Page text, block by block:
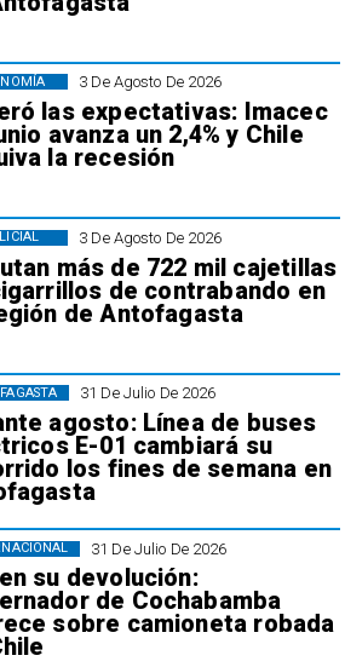
3 De Agosto De 2026
las expectativas: Imacec
avanza un 2,4% y Chile
la recesión
3 De Agosto De 2026
más de 722 mil cajetillas
de contrabando en
de Antofagasta
31 De Julio De 2026
agosto: Línea de buses
E-01 cambiará su
los fines de semana en
31 De Julio De 2026
su devolución:
de Cochabamba
sobre camioneta robada